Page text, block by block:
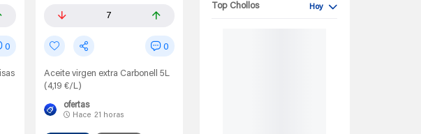
0
7
0
Aceite virgen extra Carbonell 5L
(4,19 €/L)
ofertas
Hace 21 horas
Top Chollos Hoy